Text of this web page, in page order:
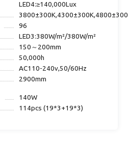
LED4:≥140,000Lux
96
LED3:380W/m²/380W/m²
150～200mm
50,000h
AC110-240v,50/60Hz
2900mm
140W
114pcs (19*3+19*3)